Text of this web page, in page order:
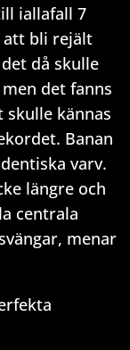
iallafall 7
att bli rejält
då skulle
det fanns
kännas
Banan
varv.
längre och
centrala
menar